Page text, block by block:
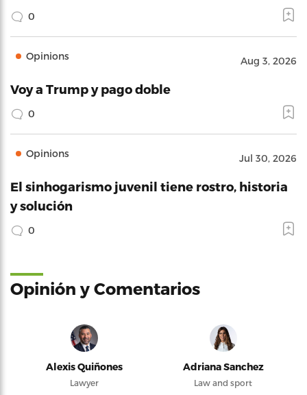
0
Opinions Aug 3, 2026
Voy a Trump y pago doble
0
Opinions Jul 30, 2026
El sinhogarismo juvenil tiene rostro, historia
y solución
0
Opinión y Comentarios
Alexis Quiñones
Lawyer
Adriana Sanchez
Law and sport